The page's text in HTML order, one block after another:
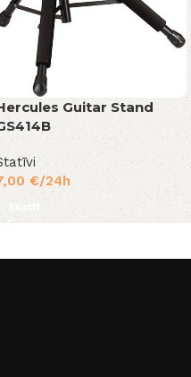
Guitar Stand
€/24h
Skatīt